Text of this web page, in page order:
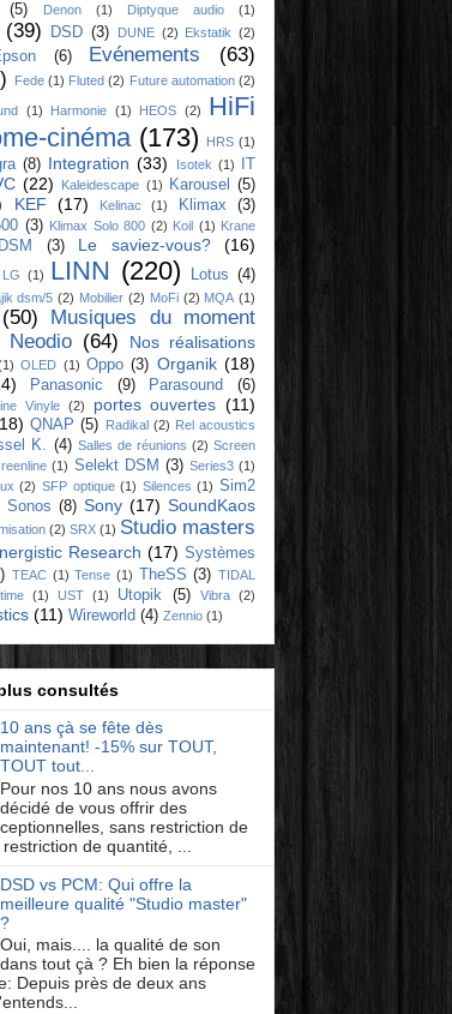
(5) Denon (1) Diptyque audio (1)
(39) DSD (3) DUNE (2) Ekstatik (2)
(6) Evénements
(63)
Fede (1) Fluted (2) Future automation (2)
(1) Harmonie (1) HEOS (2)
HiFi
cinéma (173) HRS (1)
(8) Integration (33) Isotek (1)
(22) Kaleidescape (1) Karousel (5)
KEF (17) Kelinac (1) Klimax
(3)
(3) Klimax Solo 800 (2) Koil (1) Krane
(3) Le saviez-vous?
(16)
LG (1) LINN (220) Lotus (4)
dsm/5 (2) Mobilier (2) MoFi (2) MQA (1)
(50)
Musiques du moment
Neodio (64)
Nos réalisations
OLED (1) Oppo (3) Organik (18)
Panasonic (9) Parasound (6)
Vinyle (2) portes ouvertes (11)
QNAP (5) Radikal (2) Rel acoustics
K. (4) Salles de réunions (2) Screen
(1) Selekt DSM (3) Series3 (1)
(2) SFP optique (1) Silences (1) Sim2
Sonos (8) Sony (17) SoundKaos
(2) SRX (1) Studio masters
Research (17) Systèmes
TEAC (1) Tense (1) TheSS (3) TIDAL
(1) UST (1) Utopik (5) Vibra (2)
(11) Wireworld (4) Zennio (1)
consultés
10 ans çà se fête dès
maintenant! -15% sur TOUT,
TOUT tout...
Pour nos 10 ans nous avons
décidé de vous offrir des
sans restriction de
de quantité, ...
DSD vs PCM: Qui offre la
meilleure qualité "Studio master"
?
Oui, mais.... la qualité de son
dans tout çà ? Eh bien la réponse
Depuis près de deux ans